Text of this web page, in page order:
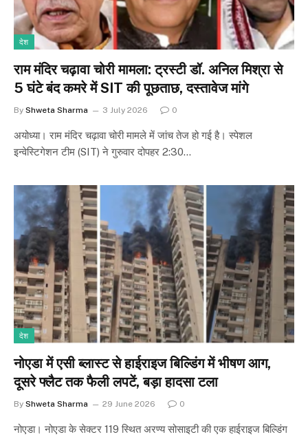
देश
राम मंदिर चढ़ावा चोरी मामला: ट्रस्टी डॉ. अनिल मिश्रा से
5 घंटे बंद कमरे में SIT की पूछताछ, दस्तावेज मांगे
By Shweta Sharma 3 July 2026 0
अयोध्या। राम मंदिर चढ़ावा चोरी मामले में जांच तेज हो गई है। स्पेशल
इन्वेस्टिगेशन टीम (SIT) ने गुरुवार दोपहर 2:30…
देश
नोएडा में एसी ब्लास्ट से हाईराइज बिल्डिंग में भीषण आग,
दूसरे फ्लैट तक फैली लपटें, बड़ा हादसा टला
By Shweta Sharma 29 June 2026 0
नोएडा। नोएडा के सेक्टर 119 स्थित अरण्य सोसाइटी की एक हाईराइज बिल्डिंग